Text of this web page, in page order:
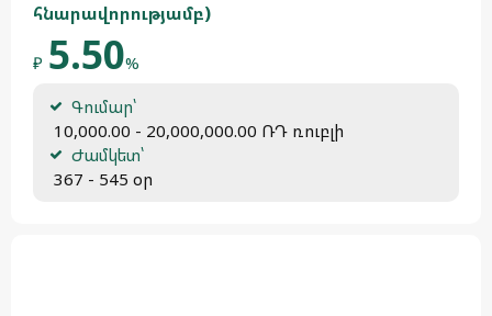
հնարավորությամբ)
₽ 5.50%
Գումար՝
10,000.00 - 20,000,000.00 ՌԴ ռուբլի
Ժամկետ՝
367 - 545 օր